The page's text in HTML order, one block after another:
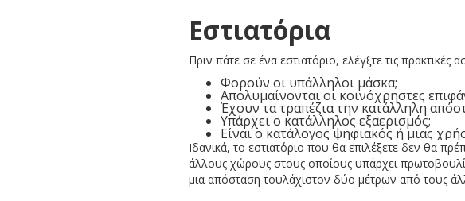
Εστιατόρια
Πριν πάτε σε ένα εστιατόριο, ελέγξτε τις
Φορούν οι υπάλληλοι μάσκα;
Απολυμαίνονται οι κοινόχρηστες
Έχουν τα τραπέζια την κατάλληλη
Υπάρχει ο κατάλληλος εξαερισμός;
Είναι ο κατάλογος ψηφιακός ή μιας
Ιδανικά, το εστιατόριο που θα επιλέξετε δεν θα
άλλους χώρους στους οποίους υπάρχει
μια απόσταση τουλάχιστον δύο μέτρων από τους